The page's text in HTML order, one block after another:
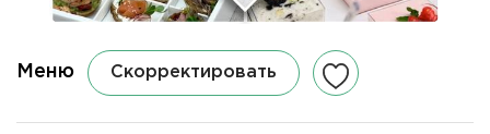
Меню Скорректировать